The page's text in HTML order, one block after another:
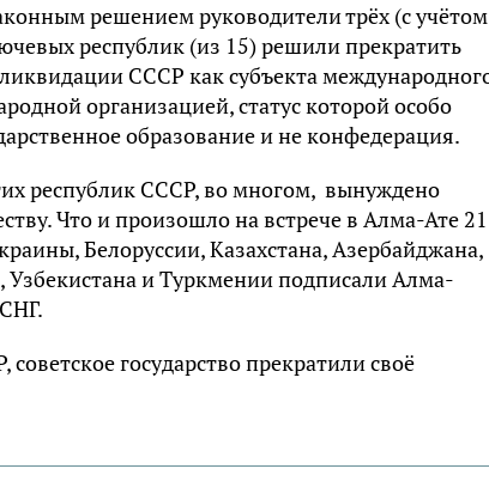
решением руководители трёх (с учётом
республик (из 15) решили прекратить
СССР как субъекта
организацией, статус которой особо
образование и не конфедерация.
республик СССР, во многом, вынуждено
Что и произошло на встрече в Алма-Ате 21
Белоруссии, Казахстана, Азербайджана,
и Туркмении подписали Алма-
государство прекратили своё